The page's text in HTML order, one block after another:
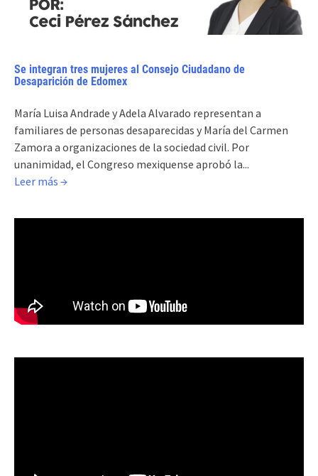
Se integran tres mujeres al Consejo Ciudadano de
Desaparición de Edomex
María Luisa Andrade y Adela Alvarado representan a
familiares de personas desaparecidas y María del Carmen
Zamora a organizaciones de la sociedad civil. Por
unanimidad, el Congreso mexiquense aprobó la...
Leer más →